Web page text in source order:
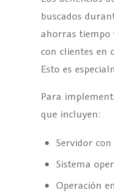
buscados
ahorras tiempo
con clientes en
Esto es
Para
que incluyen:
Servidor
Sistema
Operación